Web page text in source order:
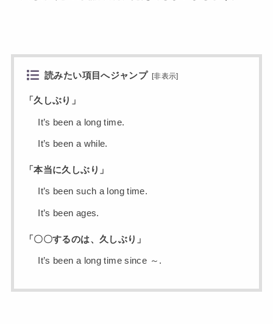
読みたい項目へジャンプ [非表示]
「久しぶり」
It’s been a long time.
It’s been a while.
「本当に久しぶり」
It’s been such a long time.
It’s been ages.
「〇〇するのは、久しぶり」
It’s been a long time since ～.